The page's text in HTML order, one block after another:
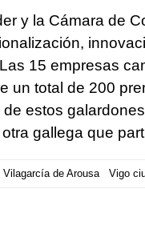
y la Cámara de
15 empresas
un total de 200
estos
gallega que
Vilagarcía de Arousa Vigo